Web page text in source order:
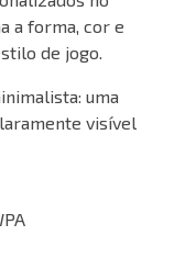
a forma, cor e
de jogo.
uma
visível